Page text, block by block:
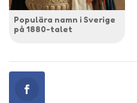
Populära namn i Sverige
på 1880-talet